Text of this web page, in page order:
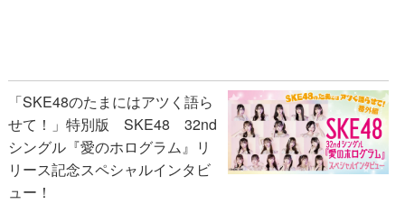
「SKE48のたまにはアツく語ら
せて！」特別版 SKE48 32nd
シングル『愛のホログラム』リ
リース記念スペシャルインタビ
ュー！